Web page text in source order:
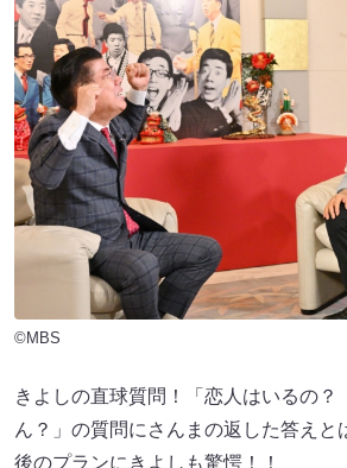
©MBS
きよしの直球質問！「恋人はいるの
ん？」の質問にさんまの返した答え
後のプランにきよしも驚愕！！